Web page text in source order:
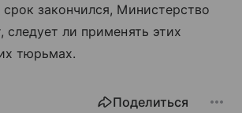
закончился, Министерство
ли применять этих
тюрьмах.
Поделиться